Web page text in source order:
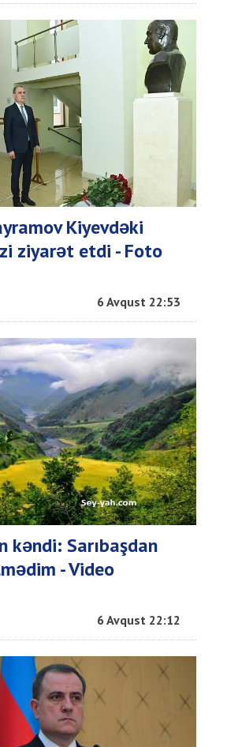
Kiyevdəki
ziyarət etdi - Foto
6 Avqust 22:53
kəndi: Sarıbaşdan
- Video
6 Avqust 22:12